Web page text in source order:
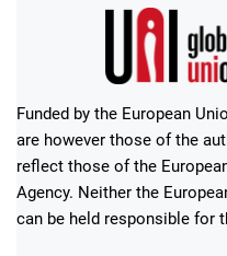
Funded by the European
are however those of the
reflect those of the
Agency. Neither the
can be held responsible for